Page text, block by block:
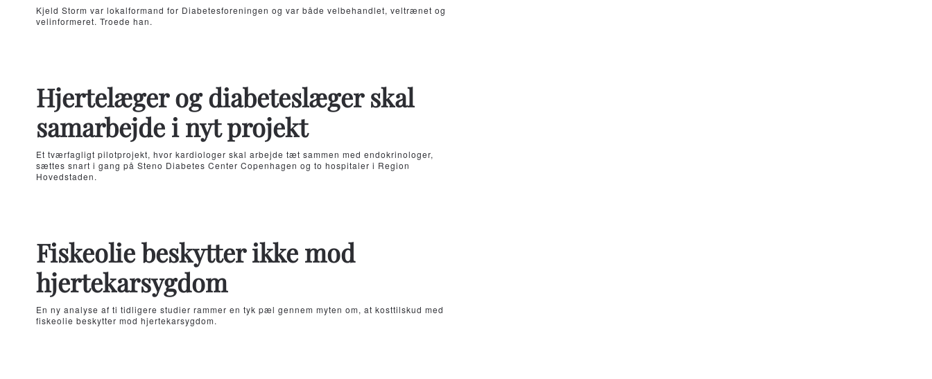
Kjeld Storm var lokalformand for Diabetesforeningen og var både velbehandlet, veltrænet og
velinformeret. Troede han.
Hjertelæger og diabeteslæger skal
samarbejde i nyt projekt
Et tværfagligt pilotprojekt, hvor kardiologer skal arbejde tæt sammen med endokrinologer,
sættes snart i gang på Steno Diabetes Center Copenhagen og to hospitaler i Region
Hovedstaden.
Fiskeolie beskytter ikke mod
hjertekarsygdom
En ny analyse af ti tidligere studier rammer en tyk pæl gennem myten om, at kosttilskud med
fiskeolie beskytter mod hjertekarsygdom.